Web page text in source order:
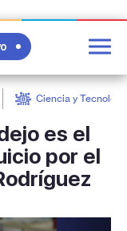
Ciencia y
es el
por el